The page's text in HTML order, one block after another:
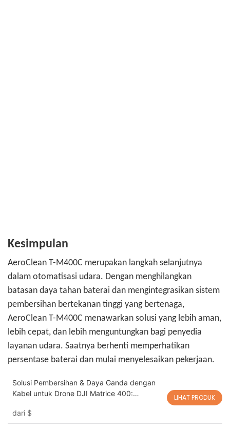
Kesimpulan
AeroClean T-M400C merupakan langkah selanjutnya
dalam otomatisasi udara. Dengan menghilangkan
batasan daya tahan baterai dan mengintegrasikan sistem
pembersihan bertekanan tinggi yang bertenaga,
AeroClean T-M400C menawarkan solusi yang lebih aman,
lebih cepat, dan lebih menguntungkan bagi penyedia
layanan udara. Saatnya berhenti memperhatikan
persentase baterai dan mulai menyelesaikan pekerjaan.
Solusi Pembersihan & Daya Ganda dengan
Kabel untuk Drone DJI Matrice 400:
Daya Tak Terbatas AeroClean T-M400C
dari $
LIHAT PRODUK